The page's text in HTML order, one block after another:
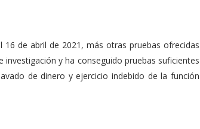
16 de abril de 2021, más otras pruebas ofrecidas
investigación y ha conseguido pruebas suficientes
de dinero y ejercicio indebido de la función